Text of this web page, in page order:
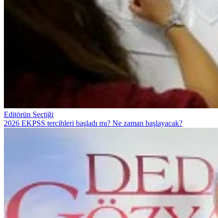
Editörün Seçtiği
2026 EKPSS tercihleri başladı mı? Ne zaman başlayacak?